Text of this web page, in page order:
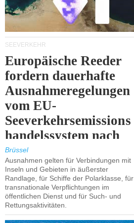
SEEVERKEHR
Europäische Reeder
fordern dauerhafte
Ausnahmeregelungen
vom EU-
Seeverkehrsemissions
handelssystem nach
2030.
Brüssel
Ausnahmen gelten für Verbindungen mit
Inseln und Gebieten in äußerster
Randlage, für Schiffe der Polarklasse, für
transnationale Verpflichtungen im
öffentlichen Dienst und für Such- und
Rettungsaktivitäten.